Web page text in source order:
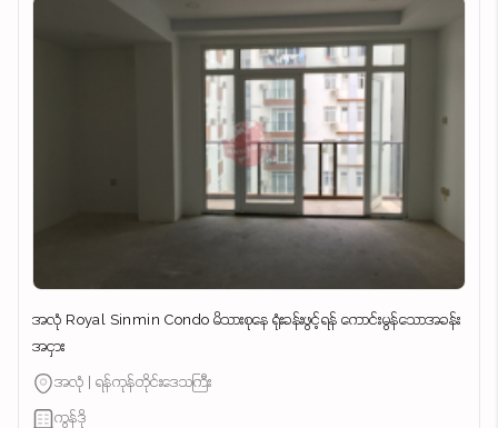
အလုံ Royal Sinmin Condo မိသားစုနေ ရုံးခန်းဖွင့်ရန် ကောင်းမွန်သောအခန်း
အငှား
အလုံ | ရန်ကုန်တိုင်းဒေသကြီး
ကွန်ဒို